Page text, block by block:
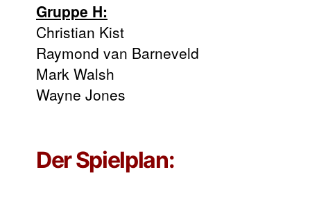
Gruppe H:
Christian Kist
Raymond van Barneveld
Mark Walsh
Wayne Jones
Der Spielplan: